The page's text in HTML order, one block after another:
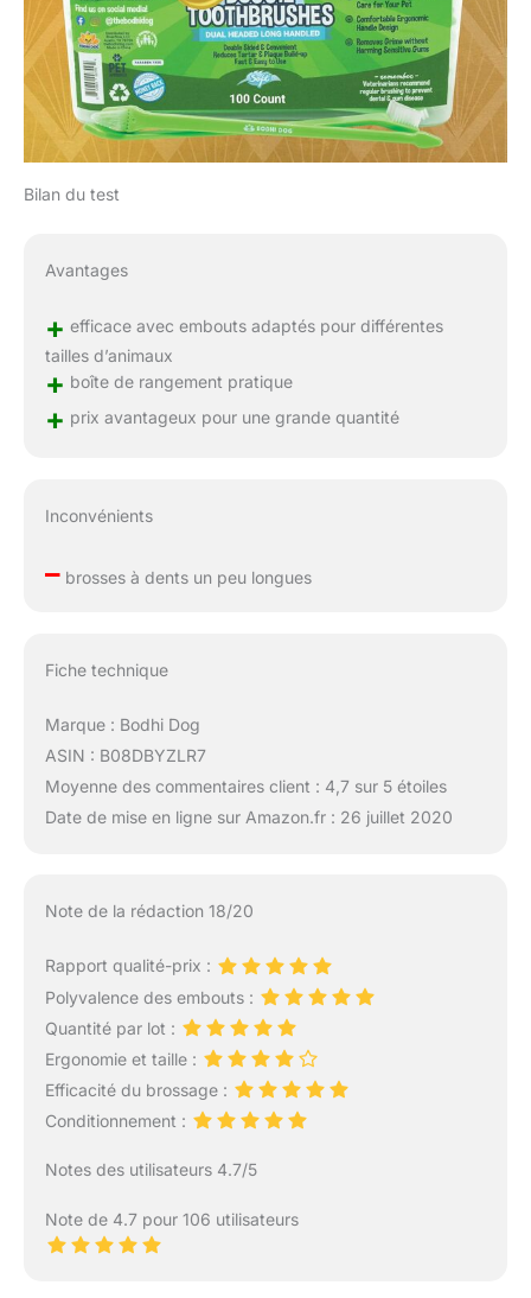
Bilan du test
Avantages
+ efficace avec embouts adaptés pour différentes
tailles d’animaux
+ boîte de rangement pratique
+ prix avantageux pour une grande quantité
Inconvénients
–brosses à dents un peu longues
Fiche technique
Marque : Bodhi Dog
ASIN : B08DBYZLR7
Moyenne des commentaires client : 4,7 sur 5 étoiles
Date de mise en ligne sur Amazon.fr : 26 juillet 2020
Note de la rédaction 18/20
Rapport qualité-prix :
Polyvalence des embouts :
Quantité par lot :
Ergonomie et taille :
Efficacité du brossage :
Conditionnement :
Notes des utilisateurs 4.7/5
Note de 4.7 pour 106 utilisateurs